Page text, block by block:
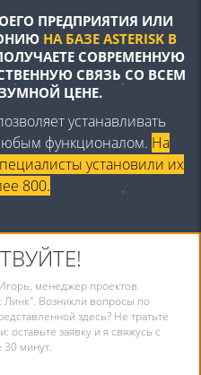
ПРЕДПРИЯТИЯ ИЛИ
НА БАЗЕ ASTERISK В
СОВРЕМЕННУЮ
СВЯЗЬ СО ВСЕМ
ЦЕНЕ.
устанавливать
функционалом. На
установили их
800.
менеджер проектов
Линк". Возникли вопросы по
здесь? Не тратьте
оставьте заявку и я свяжусь с
30 минут.